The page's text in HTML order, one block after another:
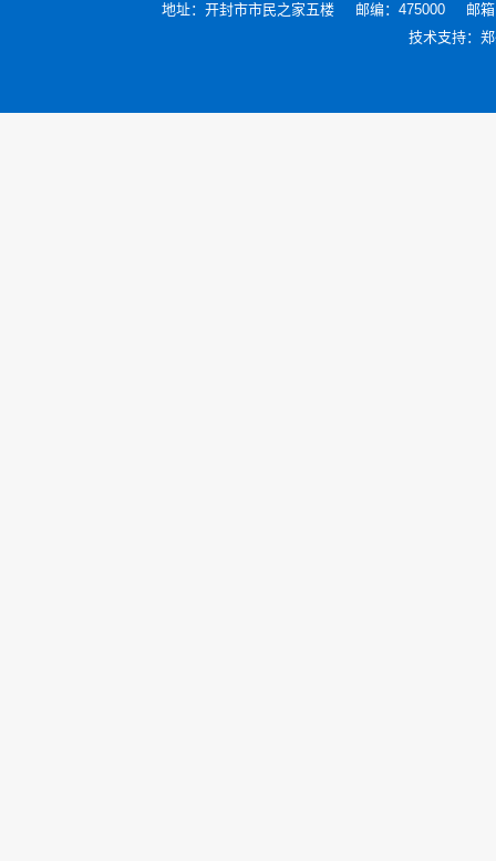
地址：开封市市民之家五楼
邮编：475000
邮
技术支持：